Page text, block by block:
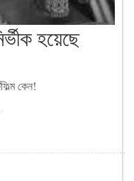
হয়েছে
কেন!